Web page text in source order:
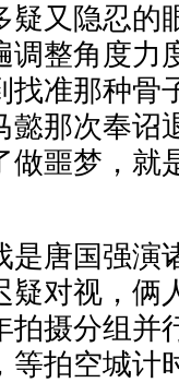
疑又隐忍的
调整角度力
找准那种骨
懿那次奉诏
做噩梦，就
是唐国强演
疑对视，俩
拍摄分组并
等拍空城计